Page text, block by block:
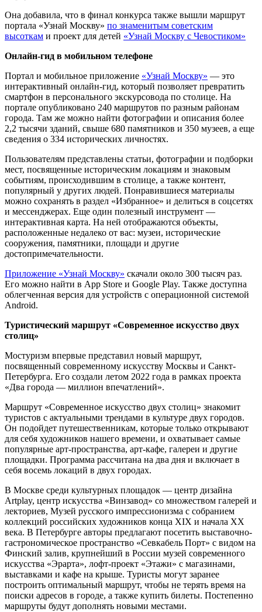
Она добавила, что в финал конкурса также вышли маршрут
портала «Узнай Москву» по знаменитым советским
высоткам и проект для детей «Узнай Москву с Чевостиком»
Онлайн-гид в мобильном телефоне
Портал и мобильное приложение «Узнай Москву» — это
интерактивный онлайн-гид, который позволяет превратить
смартфон в персонального экскурсовода по столице. На
портале опубликовано 240 маршрутов по разным районам
города. Там же можно найти фотографии и описания более
2,2 тысячи зданий, свыше 680 памятников и 350 музеев, а еще
сведения о 334 исторических личностях.
Пользователям представлены статьи, фотографии и подборки
мест, посвященные историческим локациям и знаковым
событиям, происходившим в столице, а также контент,
популярный у других людей. Понравившиеся материалы
можно сохранять в раздел «Избранное» и делиться в соцсетях
и мессенджерах. Еще один полезный инструмент —
интерактивная карта. На ней отображаются объекты,
расположенные недалеко от вас: музеи, исторические
сооружения, памятники, площади и другие
достопримечательности.
Приложение «Узнай Москву» скачали около 300 тысяч раз.
Его можно найти в App Store и Google Play. Также доступна
облегченная версия для устройств с операционной системой
Android.
Туристический маршрут «Современное искусство двух
столиц»
Мостуризм впервые представил новый маршрут,
посвященный современному искусству Москвы и Санкт-
Петербурга. Его создали летом 2022 года в рамках проекта
«Два города — миллион впечатлений».
Маршрут «Современное искусство двух столиц» знакомит
туристов с актуальными трендами в культуре двух городов.
Он подойдет путешественникам, которые только открывают
для себя художников нашего времени, и охватывает самые
популярные арт-пространства, арт-кафе, галереи и другие
площадки. Программа рассчитана на два дня и включает в
себя восемь локаций в двух городах.
В Москве среди культурных площадок — центр дизайна
Artplay, центр искусства «Винзавод» со множеством галерей и
лекториев, Музей русского импрессионизма с собранием
коллекций российских художников конца XIX и начала XX
века. В Петербурге авторы предлагают посетить выставочно-
гастрономическое пространство «Севкабель Порт» с видом на
Финский залив, крупнейший в России музей современного
искусства «Эрарта», лофт-проект «Этажи» с магазинами,
выставками и кафе на крыше. Туристы могут заранее
построить оптимальный маршрут, чтобы не терять время на
поиски адресов в городе, а также купить билеты. Постепенно
маршруты будут дополнять новыми местами.